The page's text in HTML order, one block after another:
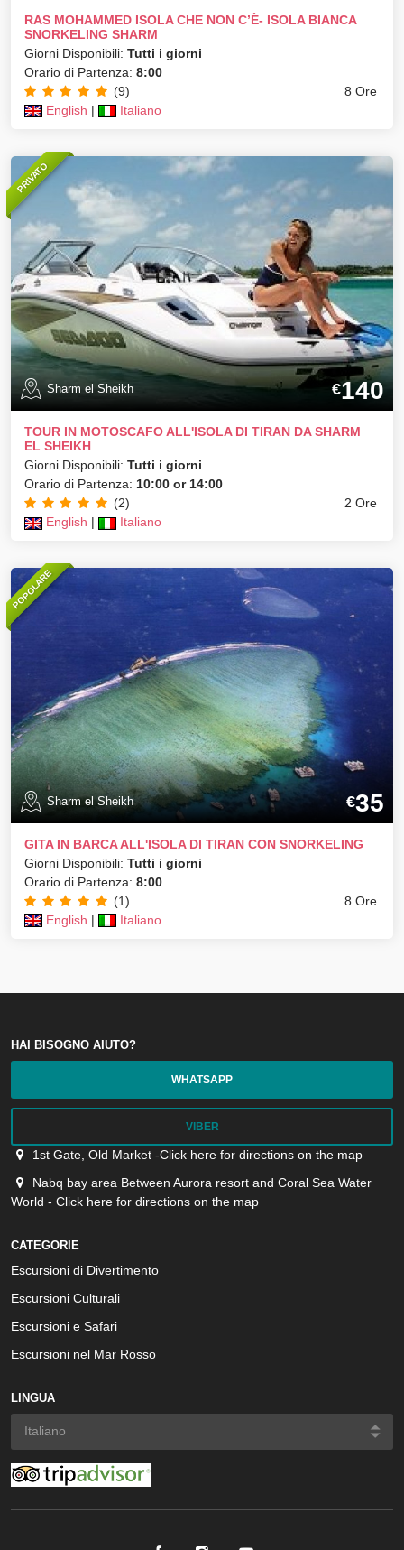
RAS MOHAMMED ISOLA CHE NON C’È- ISOLA BIANCA
SNORKELING SHARM
Giorni Disponibili: Tutti i giorni
Orario di Partenza: 8:00
(9)
8 Ore
English | Italiano
PRIVATO
Sharm el Sheikh €140
TOUR IN MOTOSCAFO ALL'ISOLA DI TIRAN DA SHARM
EL SHEIKH
Giorni Disponibili: Tutti i giorni
Orario di Partenza: 10:00 or 14:00
(2)
2 Ore
English | Italiano
POPOLARE
Sharm el Sheikh €35
GITA IN BARCA ALL'ISOLA DI TIRAN CON SNORKELING
Giorni Disponibili: Tutti i giorni
Orario di Partenza: 8:00
(1)
8 Ore
English | Italiano
HAI BISOGNO AIUTO?
WHATSAPP
VIBER
1st Gate, Old Market -Click here for directions on the map
Nabq bay area Between Aurora resort and Coral Sea Water
World - Click here for directions on the map
CATEGORIE
Escursioni di Divertimento
Escursioni Culturali
Escursioni e Safari
Escursioni nel Mar Rosso
LINGUA